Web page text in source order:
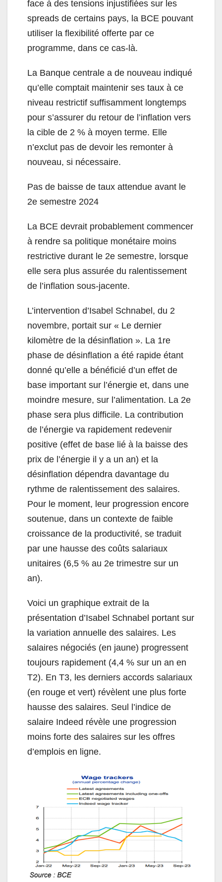
face à des tensions injustifiées sur les
spreads de certains pays, la BCE pouvant
utiliser la flexibilité offerte par ce
programme, dans ce cas-là.
La Banque centrale a de nouveau indiqué
qu’elle comptait maintenir ses taux à ce
niveau restrictif suffisamment longtemps
pour s’assurer du retour de l’inflation vers
la cible de 2 % à moyen terme. Elle
n’exclut pas de devoir les remonter à
nouveau, si nécessaire.
Pas de baisse de taux attendue avant le
2e semestre 2024
La BCE devrait probablement commencer
à rendre sa politique monétaire moins
restrictive durant le 2e semestre, lorsque
elle sera plus assurée du ralentissement
de l’inflation sous-jacente.
L’intervention d’Isabel Schnabel, du 2
novembre, portait sur « Le dernier
kilomètre de la désinflation ». La 1re
phase de désinflation a été rapide étant
donné qu’elle a bénéficié d’un effet de
base important sur l’énergie et, dans une
moindre mesure, sur l’alimentation. La 2e
phase sera plus difficile. La contribution
de l’énergie va rapidement redevenir
positive (effet de base lié à la baisse des
prix de l’énergie il y a un an) et la
désinflation dépendra davantage du
rythme de ralentissement des salaires.
Pour le moment, leur progression encore
soutenue, dans un contexte de faible
croissance de la productivité, se traduit
par une hausse des coûts salariaux
unitaires (6,5 % au 2e trimestre sur un
an).
Voici un graphique extrait de la
présentation d’Isabel Schnabel portant sur
la variation annuelle des salaires. Les
salaires négociés (en jaune) progressent
toujours rapidement (4,4 % sur un an en
T2). En T3, les derniers accords salariaux
(en rouge et vert) révèlent une plus forte
hausse des salaires. Seul l’indice de
salaire Indeed révèle une progression
moins forte des salaires sur les offres
d’emplois en ligne.